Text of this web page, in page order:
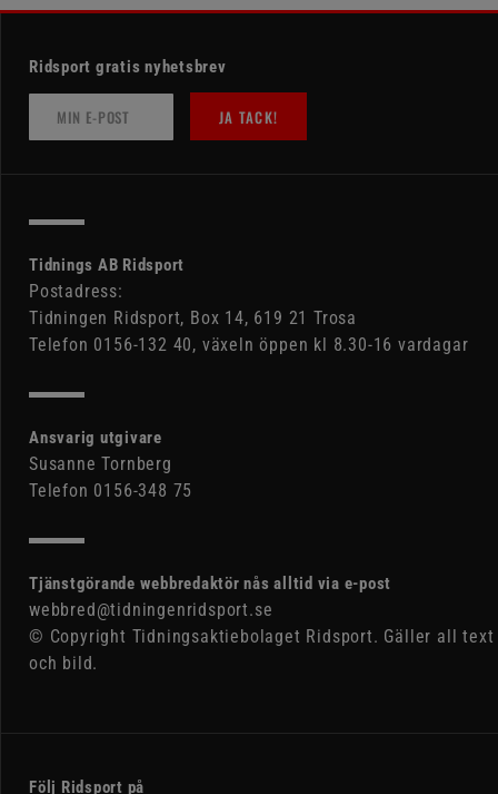
Ridsport gratis nyhetsbrev
JA TACK!
Tidnings AB Ridsport
Postadress:
Tidningen Ridsport, Box 14, 619 21 Trosa
Telefon 0156-132 40, växeln öppen kl 8.30-16 vardagar
Ansvarig utgivare
Susanne Tornberg
Telefon 0156-348 75
Tjänstgörande webbredaktör nås alltid via e-post
webbred@tidningenridsport.se
© Copyright Tidningsaktiebolaget Ridsport. Gäller all text
och bild.
Följ Ridsport på